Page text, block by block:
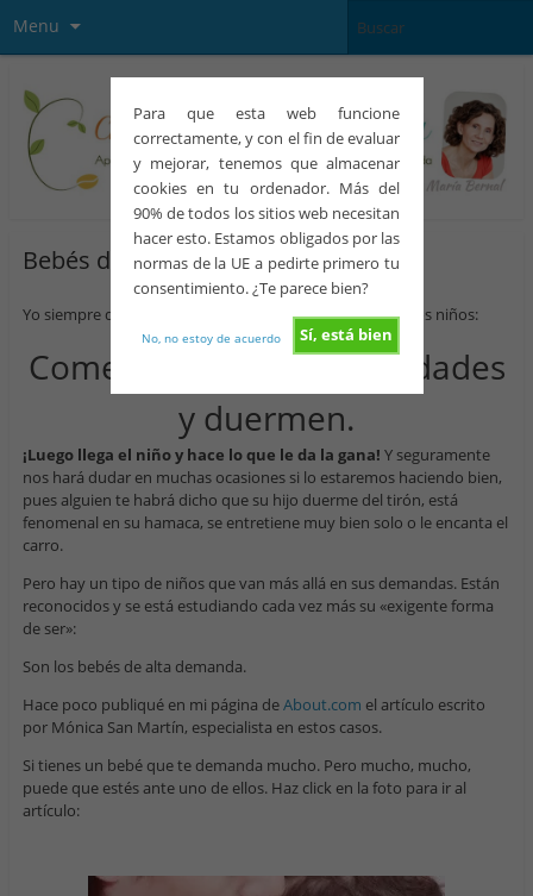
Para que esta web funcione
correctamente, y con el fin de evaluar
y mejorar, tenemos que almacenar
cookies en tu ordenador. Más del
90% de todos los sitios web necesitan
hacer esto. Estamos obligados por las
normas de la UE a pedirte primero tu
consentimiento. ¿Te parece bien?
Sí, está bien
No, no estoy de acuerdo
Menu
Bebés de alta demanda
Yo siempre digo que antes de tener hijos, una cree que los niños:
Comen, haces sus necesidades
y duermen.
¡Luego llega el niño y hace lo que le da la gana! Y seguramente
nos hará dudar en muchas ocasiones si lo estaremos haciendo bien,
pues alguien te habrá dicho que su hijo duerme del tirón, está
fenomenal en su hamaca, se entretiene muy bien solo o le encanta el
carro.
Pero hay un tipo de niños que van más allá en sus demandas. Están
reconocidos y se está estudiando cada vez más su «exigente forma
de ser»:
Son los bebés de alta demanda.
Hace poco publiqué en mi página deAbout.com el artículo escrito
por Mónica San Martín, especialista en estos casos.
Si tienes un bebé que te demanda mucho. Pero mucho, mucho,
puede que estés ante uno de ellos. Haz click en la foto para ir al
artículo: